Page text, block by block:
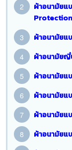
ผ้าอนามัยแ
Protection
ผ้าอนามัยแ
ผ้าอนามัย
ผ้าอนามัยแ
ผ้าอนามัยแ
ผ้าอนามัยแ
ผ้าอนามัยแ